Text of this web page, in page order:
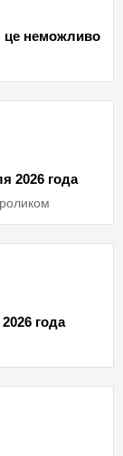
це неможливо
2026 года
года